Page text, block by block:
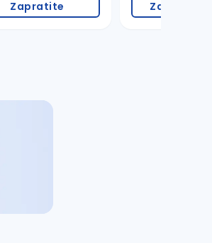
Zapratite Zapratite